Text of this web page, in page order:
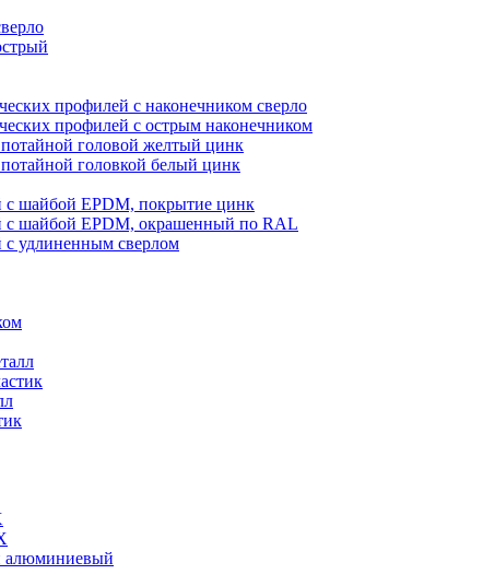
профилей с наконечником сверло
профилей с острым наконечником
головой желтый цинк
головкой белый цинк
с шайбой EPDM, покрытие цинк
с шайбой EPDM, окрашенный по RAL
с удлиненным сверлом
алюминиевый